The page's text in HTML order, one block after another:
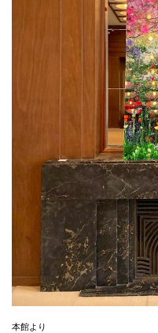
本館より